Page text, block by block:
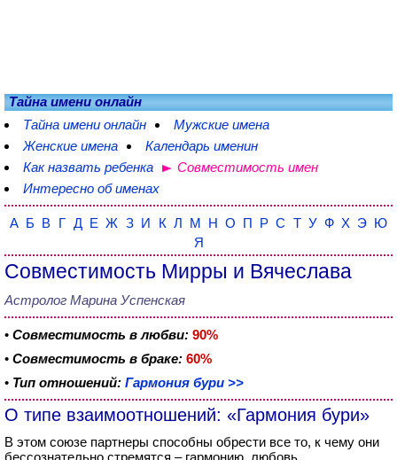
Тайна имени онлайн
Тайна имени онлайн
Мужские имена
Женские имена
Календарь именин
Как назвать ребенка
Совместимость имен
Интересно об именах
А Б В Г Д Е Ж З И К Л М Н О П Р С Т У Ф Х Э Ю
Я
Совместимость Мирры и Вячеслава
Астролог Марина Успенская
• Совместимость в любви: 90%
• Совместимость в браке: 60%
• Тип отношений: Гармония бури >>
О типе взаимоотношений: «Гармония бури»
В этом союзе партнеры способны обрести все то, к чему они
бессознательно стремятся – гармонию, любовь,